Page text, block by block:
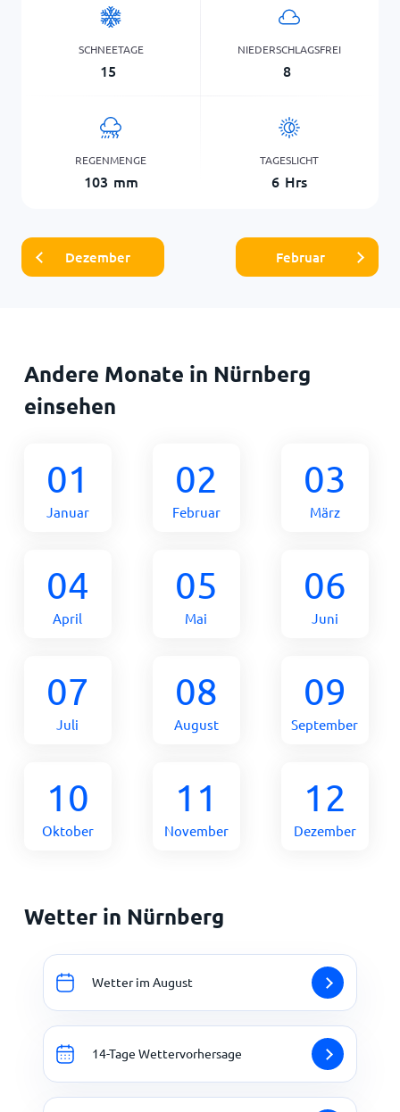
SCHNEETAGE
15
NIEDERSCHLAGSFREI
8
REGENMENGE
103 mm
TAGESLICHT
6 Hrs
Dezember Februar
Andere Monate in Nürnberg
einsehen
01
Januar
02
Februar
03
März
04
April
05
Mai
06
Juni
07
Juli
08
August
09
September
10
Oktober
11
November
12
Dezember
Wetter in Nürnberg
Wetter im August
14-Tage Wettervorhersage